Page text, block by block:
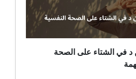
د في الشتاء على الصحة